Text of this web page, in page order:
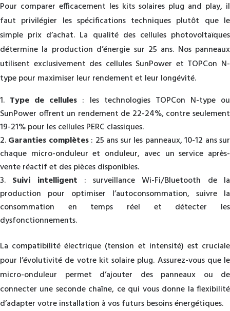
Pour comparer efficacement les kits solaires plug and play, il
faut privilégier les spécifications techniques plutôt que le
simple prix d’achat. La qualité des cellules photovoltaïques
détermine la production d’énergie sur 25 ans. Nos panneaux
utilisent exclusivement des cellules SunPower et TOPCon N-
type pour maximiser leur rendement et leur longévité.
Type de cellules : les technologies TOPCon N-type ou
SunPower offrent un rendement de 22-24%, contre seulement
19-21% pour les cellules PERC classiques.
Garanties complètes: 25 ans sur les panneaux, 10-12 ans sur
chaque micro-onduleur et onduleur, avec un service après-
vente réactif et des pièces disponibles.
Suivi intelligent : surveillance Wi-Fi/Bluetooth de la
production pour optimiser l’autoconsommation, suivre la
consommation en temps réel et détecter les
dysfonctionnements.
La compatibilité électrique (tension et intensité) est cruciale
pour l’évolutivité de votre kit solaire plug. Assurez-vous que le
micro-onduleur permet d’ajouter des panneaux ou de
connecter une seconde chaîne, ce qui vous donne la flexibilité
d’adapter votre installation à vos futurs besoins énergétiques.